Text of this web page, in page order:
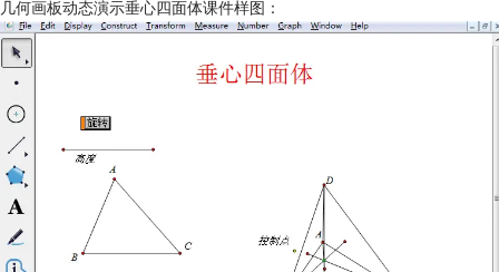
几何画板动态演示垂心四面体课件样图：